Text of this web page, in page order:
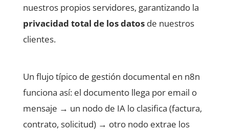
nuestros propios servidores, garantizando la
privacidad total de los datosde nuestros
clientes.
Un flujo típico de gestión documental en n8n
funciona así: el documento llega por email o
mensaje → un nodo de IA lo clasifica (factura,
contrato, solicitud) → otro nodo extrae los